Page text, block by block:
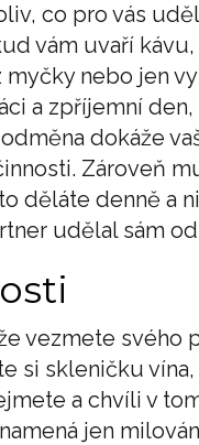
co pro vás
vám uvaří
nebo jen
a zpříjemní
dokáže
Zároveň
děláte denně a
udělal sám
vezmete svého
si skleničku
a chvíli v
jen